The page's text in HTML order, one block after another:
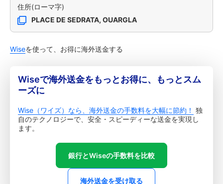
住所(ローマ字)
PLACE DE SEDRATA, OUARGLA
Wiseを使って、お得に海外送金する
Wiseで海外送金をもっとお得に、もっとスム
ーズに
Wise（ワイズ）なら、海外送金の手数料を大幅に節約！ 独
自のテクノロジーで、安全・スピーディーな送金を実現し
ます。
銀行とWiseの手数料を比較
海外送金を受け取る